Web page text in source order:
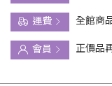
運費
全館商
會員
正價品